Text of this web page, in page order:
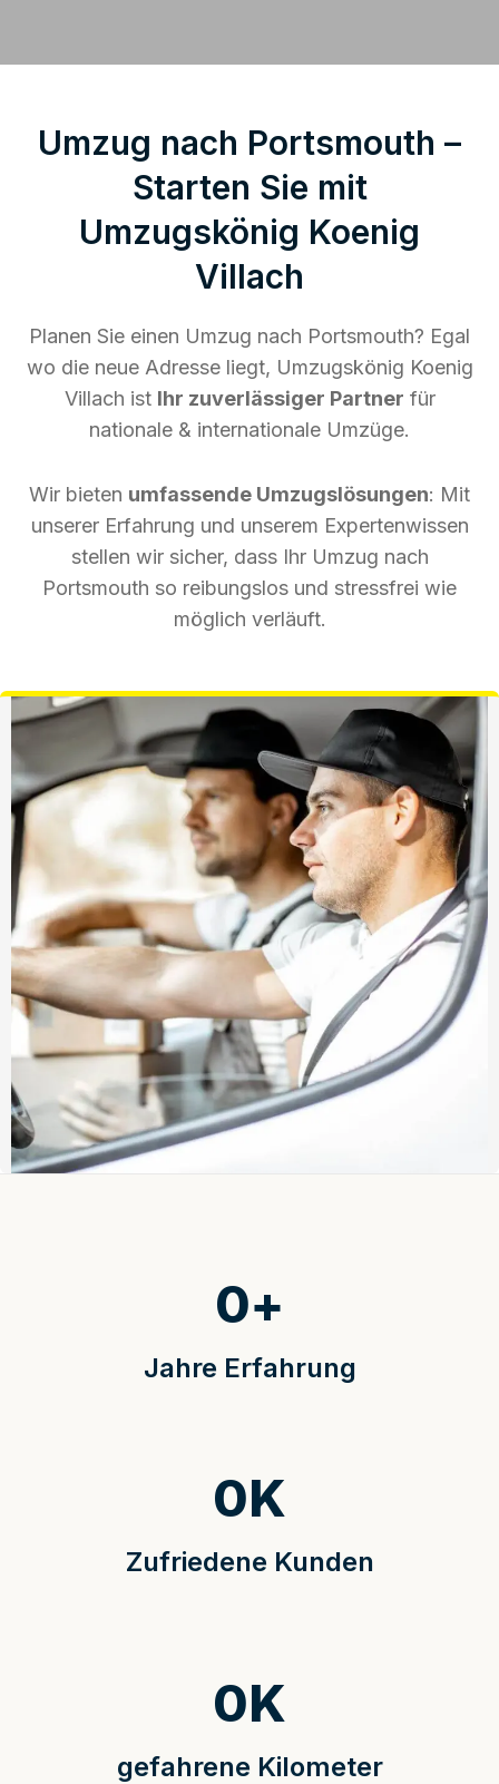
Umzug nach Portsmouth –
Starten Sie mit
Umzugskönig Koenig
Villach
Planen Sie einen Umzug nach Portsmouth? Egal
wo die neue Adresse liegt, Umzugskönig Koenig
Villach ist Ihr zuverlässiger Partner für
nationale & internationale Umzüge.
Wir bieten umfassende Umzugslösungen: Mit
unserer Erfahrung und unserem Expertenwissen
stellen wir sicher, dass Ihr Umzug nach
Portsmouth so reibungslos und stressfrei wie
möglich verläuft.
Jahre Erfahrung
0+
Zufriedene Kunden
0K
gefahrene Kilometer
0K